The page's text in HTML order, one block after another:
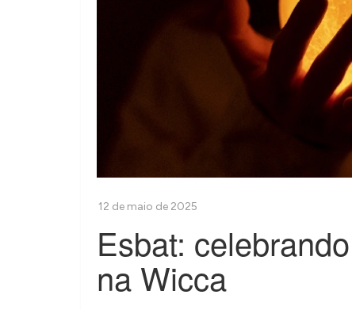
Esbat:
na Wicca